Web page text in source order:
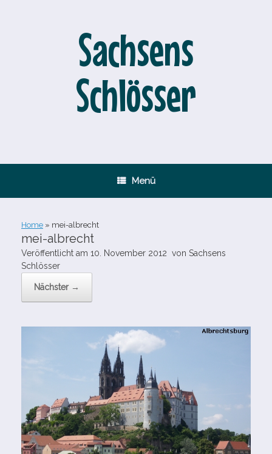
Sachsens
Schlösser
Menü
Home » mei-​albrecht
mei-​albrecht
Veröffentlicht am 10. November 2012 von Sachsens
Schlösser
Nächster →